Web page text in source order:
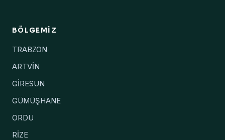
BÖLGEMIZ
TRABZON
ARTVİN
GİRESUN
GÜMÜŞHANE
ORDU
RİZE